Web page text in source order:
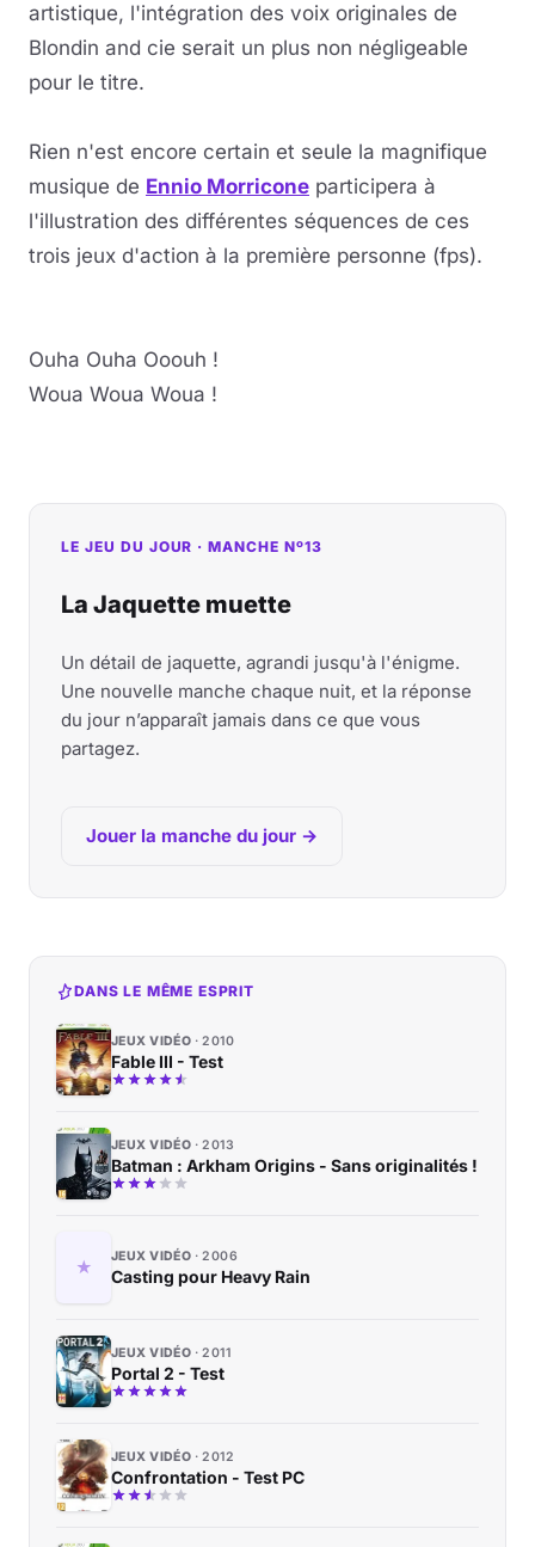
artistique, l'intégration des voix originales de
Blondin and cie serait un plus non négligeable
pour le titre.
Rien n'est encore certain et seule la magnifique
musique de Ennio Morricone participera à
l'illustration des différentes séquences de ces
trois jeux d'action à la première personne (fps).
Ouha Ouha Ooouh !
Woua Woua Woua !
LE JEU DU JOUR · MANCHE Nº13
La Jaquette muette
Un détail de jaquette, agrandi jusqu'à l'énigme.
Une nouvelle manche chaque nuit, et la réponse
du jour n’apparaît jamais dans ce que vous
partagez.
Jouer la manche du jour →
DANS LE MÊME ESPRIT
JEUX VIDÉO 2010
Fable III - Test
JEUX VIDÉO 2013
Batman : Arkham Origins - Sans originalités !
JEUX VIDÉO 2006
Casting pour Heavy Rain
JEUX VIDÉO 2011
Portal 2 - Test
JEUX VIDÉO 2012
Confrontation - Test PC